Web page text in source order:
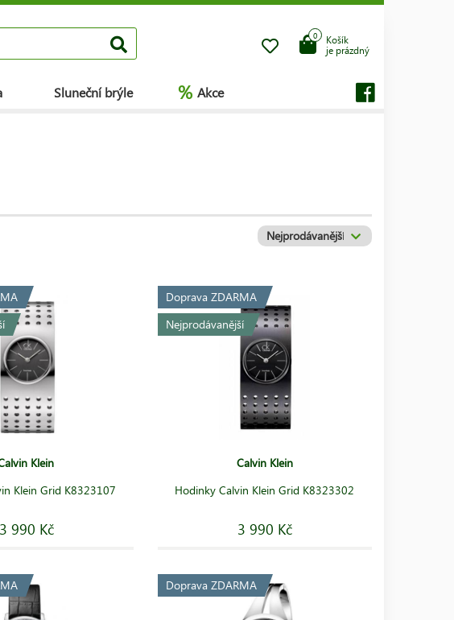
Košík
je prázdný
0
Sluneční brýle % Akce
Klein
Klein Grid K8323107
3 990 Kč
Doprava ZDARMA
Nejprodávanější
Calvin Klein
Hodinky Calvin Klein Grid K8323302
3 990 Kč
Doprava ZDARMA